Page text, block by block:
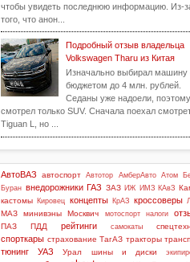
чтобы увидеть последнюю информацию. Из-
того, что анон...
Подробный отзыв владельца
Volkswagen Tharu из Китая
Изначально выбирал машину
бюджетом до 4 млн. рублей.
Седаны уже надоели, поэтому
смотрел только SUV. Сначала поехал
Tiguan L, но ...
АвтоВАЗ автоспорт Автотор АмберАвто Атом
Буран внедорожники ГАЗ ЗАЗ ИЖ ИМЗ КАвЗ
кастомы Кировец концепты КрАЗ кроссоверы
МАЗ минивэны Москвич мотоспорт налоги
ПАЗ ПДД рейтинги самокаты
спорткары страхование ТагАЗ тракторы
тюнинг УАЗ Урал шины и диски